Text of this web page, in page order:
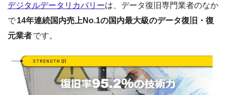
デジタルデータリカバリーは、データ復旧専門業者のなか
で14年連続国内売上No.1の国内最大級のデータ復旧・復
元業者です。